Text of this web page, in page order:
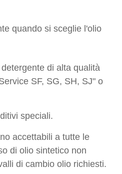
quando si sceglie l'olio
di alta qualità
SF, SG, SH, SJ" o
speciali.
accettabili a tutte le
di olio sintetico non
di cambio olio richiesti.